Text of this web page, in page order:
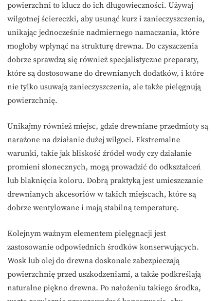
powierzchni to klucz do ich długowieczności. Używaj
wilgotnej ściereczki, aby usunąć kurz i zanieczyszczenia,
unikając jednocześnie nadmiernego namaczania, które
mogłoby wpłynąć na strukturę drewna. Do czyszczenia
dobrze sprawdzą się również specjalistyczne preparaty,
które są dostosowane do drewnianych dodatków, i które
nie tylko usuwają zanieczyszczenia, ale także pielęgnują
powierzchnię.
Unikajmy również miejsc, gdzie drewniane przedmioty są
narażone na działanie dużej wilgoci. Ekstremalne
warunki, takie jak bliskość źródeł wody czy działanie
promieni słonecznych, mogą prowadzić do odkształceń
lub blaknięcia koloru. Dobrą praktyką jest umieszczanie
drewnianych akcesoriów w takich miejscach, które są
dobrze wentylowane i mają stabilną temperaturę.
Kolejnym ważnym elementem pielęgnacji jest
zastosowanie odpowiednich środków konserwujących.
Wosk lub olej do drewna doskonale zabezpieczają
powierzchnię przed uszkodzeniami, a także podkreślają
naturalne piękno drewna. Po nałożeniu takiego środka,